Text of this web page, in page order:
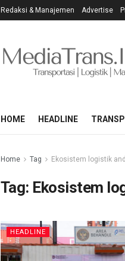
Redaksi & Manajemen Advertise
HOME HEADLINE
Home Tag Ekosistem logistik
Tag: Ekosistem
HEADLINE